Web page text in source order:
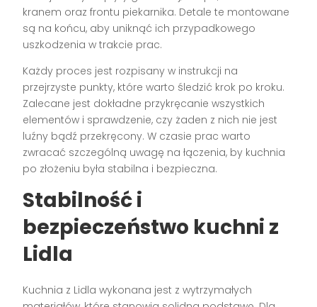
kranem oraz frontu piekarnika. Detale te montowane
są na końcu, aby uniknąć ich przypadkowego
uszkodzenia w trakcie prac.
Każdy proces jest rozpisany w instrukcji na
przejrzyste punkty, które warto śledzić krok po kroku.
Zalecane jest dokładne przykręcanie wszystkich
elementów i sprawdzenie, czy żaden z nich nie jest
luźny bądź przekręcony. W czasie prac warto
zwracać szczególną uwagę na łączenia, by kuchnia
po złożeniu była stabilna i bezpieczna.
Stabilność i
bezpieczeństwo kuchni z
Lidla
Kuchnia z Lidla wykonana jest z wytrzymałych